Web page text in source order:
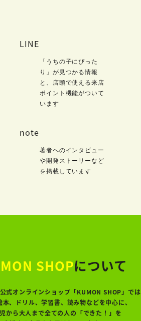
LINE
「うちの子にぴった
り」が見つかる情報
と、店頭で使える来店
ポイント機能がついて
います
note
著者へのインタビュー
や開発ストーリーなど
を掲載しています
SHOPについて
式オンラインショップ「KUMON SHOP」では
本、ドリル、学習書、読み物などを中心に、
から大人まで全ての人の「できた！」を